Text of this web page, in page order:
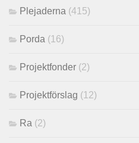
Plejaderna (415)
Porda (16)
Projektfonder (2)
Projektförslag (12)
Ra (2)